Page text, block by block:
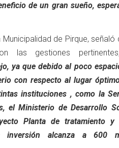
de un gran sueño,
de Pirque, señaló
las gestiones
ya que debido al poco
con respecto al lugar
instituciones , como la
el Ministerio de Desarrollo
Planta de tratamiento
alcanza a 600